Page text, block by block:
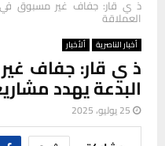
ذ ي قار: جفاف غير مسبوق في
العملاقة
أخبار الناصرية ألأخبار
ذ ي قار: جفاف
البدعة يهدد
25 يوليو، 2025